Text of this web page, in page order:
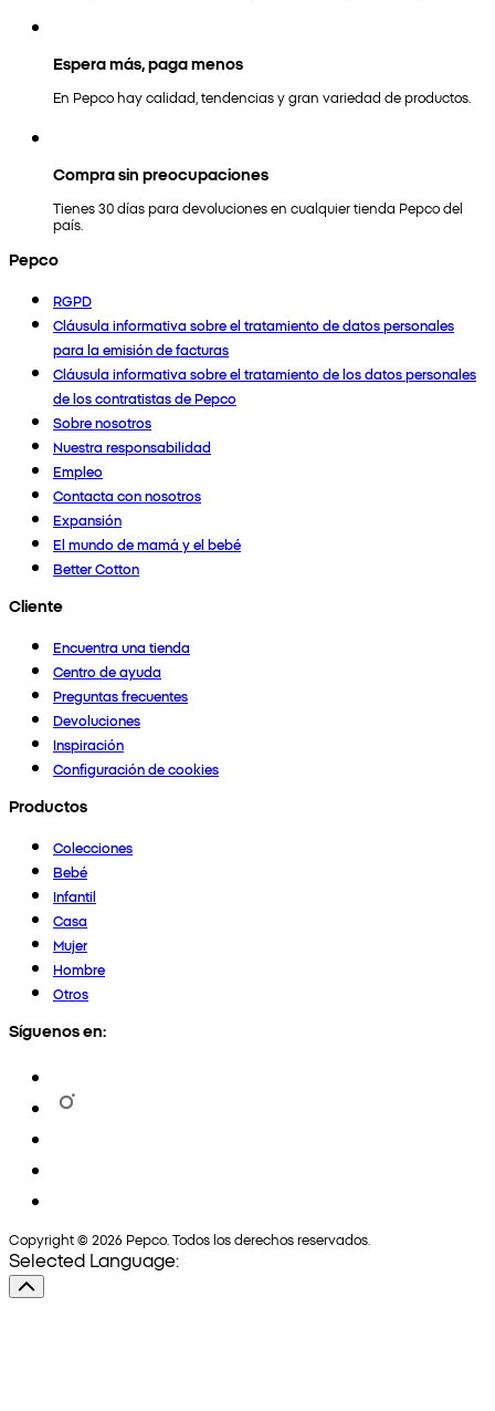
Espera más, paga menos
En Pepco hay calidad, tendencias y gran variedad de productos.
Compra sin preocupaciones
Tienes 30 días para devoluciones en cualquier tienda Pepco del
país.
Pepco
RGPD
Cláusula informativa sobre el tratamiento de datos personales
para la emisión de facturas
Cláusula informativa sobre el tratamiento de los datos personales
de los contratistas de Pepco
Sobre nosotros
Nuestra responsabilidad
Empleo
Contacta con nosotros
Expansión
El mundo de mamá y el bebé
Better Cotton
Cliente
Encuentra una tienda
Centro de ayuda
Preguntas frecuentes
Devoluciones
Inspiración
Configuración de cookies
Productos
Colecciones
Bebé
Infantil
Casa
Mujer
Hombre
Otros
Síguenos en:
Copyright © 2026 Pepco. Todos los derechos reservados.
Selected Language: